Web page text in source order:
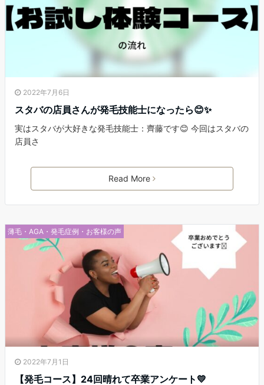
2022年7月6日
スタバの店員さんが発毛技能士になったら😊✨
実はスタバが大好きな発毛技能士：齊藤です😊 今回はスタバの
店員さ
Read More
薄毛・AGA・発毛症例・お客様の声
2022年7月1日
【発毛コース】24回晴れて卒業アンケート💛